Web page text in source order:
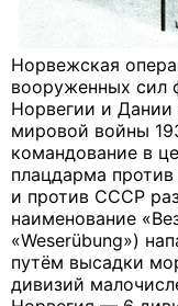
Норвежская
вооруженных сил
Норвегии и
мировой войны
командование в
плацдарма
и против СССР
наименование
«Weserübung»)
путём высадки
дивизий